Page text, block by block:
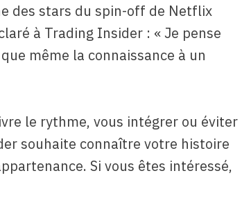
des stars du spin-off de Netflix
à Trading Insider : « Je pense
même la connaissance à un
le rythme, vous intégrer ou éviter
souhaite connaître votre histoire
Si vous êtes intéressé,